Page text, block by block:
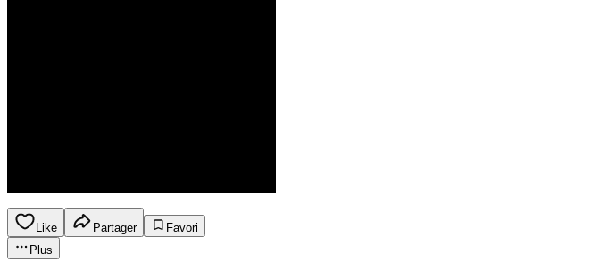
Like Partager
Favori
Plus